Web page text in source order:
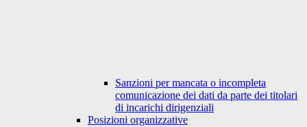
Sanzioni per mancata o incompleta
comunicazione dei dati da parte dei titolari
di incarichi dirigenziali
Posizioni organizzative